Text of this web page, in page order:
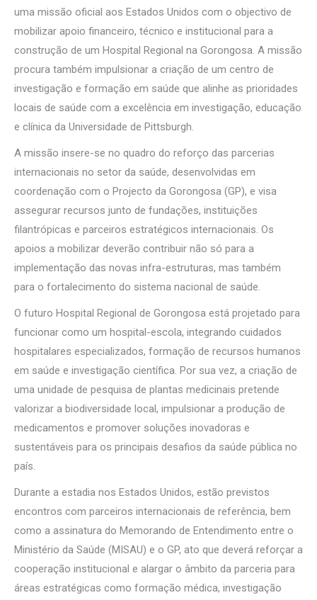
uma missão oficial aos Estados Unidos com o objectivo de
mobilizar apoio financeiro, técnico e institucional para a
construção de um Hospital Regional na Gorongosa. A missão
procura também impulsionar a criação de um centro de
investigação e formação em saúde que alinhe as prioridades
locais de saúde com a excelência em investigação, educação
e clínica da Universidade de Pittsburgh.
A missão insere-se no quadro do reforço das parcerias
internacionais no setor da saúde, desenvolvidas em
coordenação com o Projecto da Gorongosa (GP), e visa
assegurar recursos junto de fundações, instituições
filantrópicas e parceiros estratégicos internacionais. Os
apoios a mobilizar deverão contribuir não só para a
implementação das novas infra-estruturas, mas também
para o fortalecimento do sistema nacional de saúde.
O futuro Hospital Regional de Gorongosa está projetado para
funcionar como um hospital-escola, integrando cuidados
hospitalares especializados, formação de recursos humanos
em saúde e investigação científica. Por sua vez, a criação de
uma unidade de pesquisa de plantas medicinais pretende
valorizar a biodiversidade local, impulsionar a produção de
medicamentos e promover soluções inovadoras e
sustentáveis para os principais desafios da saúde pública no
país.
Durante a estadia nos Estados Unidos, estão previstos
encontros com parceiros internacionais de referência, bem
como a assinatura do Memorando de Entendimento entre o
Ministério da Saúde (MISAU) e o GP, ato que deverá reforçar a
cooperação institucional e alargar o âmbito da parceria para
áreas estratégicas como formação médica, investigação